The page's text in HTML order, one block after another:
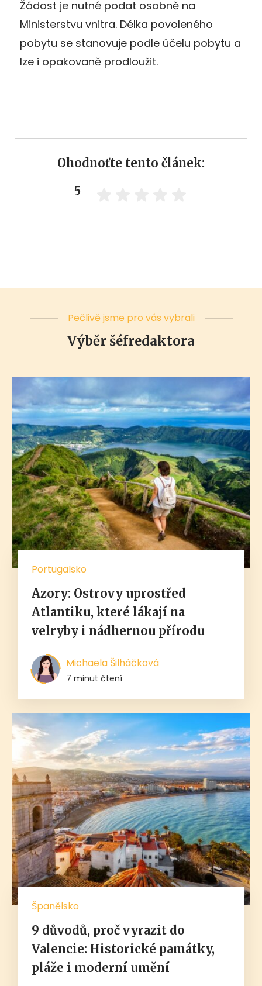
Žádost je nutné podat osobně na
Ministerstvu vnitra. Délka povoleného
pobytu se stanovuje podle účelu pobytu a
lze i opakovaně prodloužit.
Ohodnoťte tento článek:
5
Pečlivě jsme pro vás vybrali
Výběr šéfredaktora
Portugalsko
Azory: Ostrovy uprostřed
Atlantiku, které lákají na
velryby i nádhernou přírodu
Michaela Šilháčková
7 minut čtení
Španělsko
9 důvodů, proč vyrazit do
Valencie: Historické památky,
pláže i moderní umění